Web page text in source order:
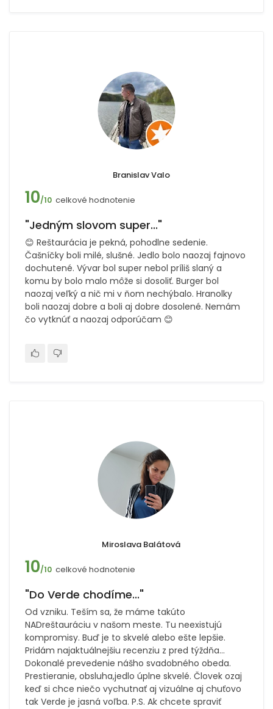
Branislav Valo
10/10 celkové hodnotenie
"Jedným slovom super..."
😊 Reštaurácia je pekná, pohodlne sedenie.
Čašníčky boli milé, slušné. Jedlo bolo naozaj fajnovo
dochutené. Vývar bol super nebol príliš slaný a
komu by bolo malo môže si dosoliť. Burger bol
naozaj veľký a nič mi v ňom nechýbalo. Hranolky
boli naozaj dobre a boli aj dobre dosolené. Nemám
čo vytknúť a naozaj odporúčam 😊
Miroslava Balátová
10/10 celkové hodnotenie
"Do Verde chodíme..."
Od vzniku. Teším sa, že máme takúto
NADreštauráciu v našom meste. Tu neexistujú
kompromisy. Buď je to skvelé alebo ešte lepšie.
Pridám najaktuálnejšiu recenziu z pred týždňa...
Dokonalé prevedenie nášho svadobného obeda.
Prestieranie, obsluha,jedlo úplne skvelé. Človek ozaj
keď si chce niečo vychutnať aj vizuálne aj chuťovo
tak Verde je jasná voľba. P.S. Ak chcete spraviť